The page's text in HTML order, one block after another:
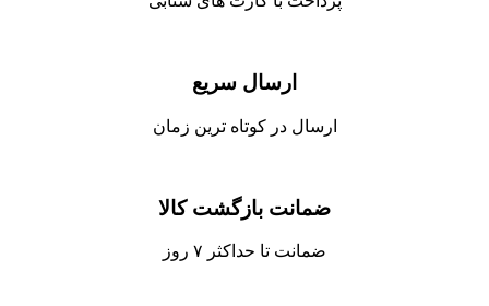
ارسال سریع
ارسال در کوتاه ترین زمان
ضمانت بازگشت کالا
ضمانت تا حداکثر ۷ روز